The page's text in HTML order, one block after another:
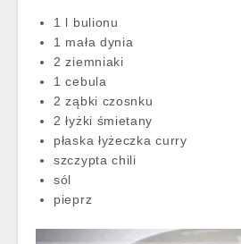
1 l bulionu
1 mała dynia
2 ziemniaki
1 cebula
2 ząbki czosnku
2 łyżki śmietany
płaska łyżeczka curry
szczypta chili
sól
pieprz